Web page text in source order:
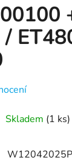
Skladem (1 ks)